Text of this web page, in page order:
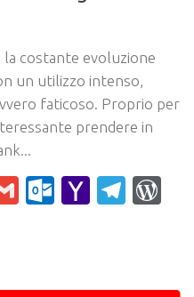
la costante evoluzione
un utilizzo intenso,
faticoso. Proprio per
prendere in
Gmail Yahoo